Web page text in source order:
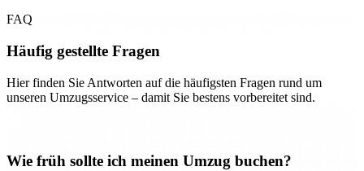
FAQ
Häufig gestellte Fragen
Hier finden Sie Antworten auf die häufigsten Fragen rund um
unseren Umzugsservice – damit Sie bestens vorbereitet sind.
Wie früh sollte ich meinen Umzug buchen?